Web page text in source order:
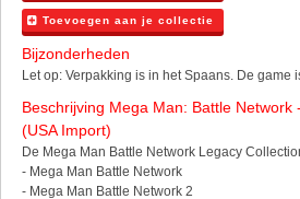
Toevoegen aan je collectie
Bijzonderheden
Let op: Verpakking is in het Spaans. De game
Beschrijving Mega Man: Battle Network
(USA Import)
De Mega Man Battle Network Legacy
- Mega Man Battle Network
- Mega Man Battle Network 2